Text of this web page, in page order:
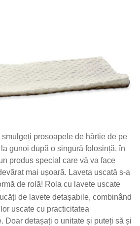
smulgeți prosoapele de hârtie de pe
gunoi după o singură folosință, în
produs special care vă va face
mai ușoară. Laveta uscată s-a
de rolă! Rola cu lavete uscate
de lavete detașabile, combinând
uscate cu practicitatea
Doar detașați o unitate și puteți să și